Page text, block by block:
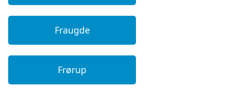
Fraugde
Frørup